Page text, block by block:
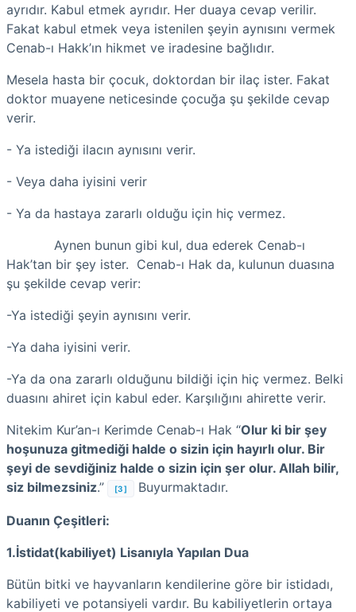
ayrıdır. Kabul etmek ayrıdır. Her duaya cevap verilir.
Fakat kabul etmek veya istenilen şeyin aynısını vermek
Cenab-ı Hakk’ın hikmet ve iradesine bağlıdır.
Mesela hasta bir çocuk, doktordan bir ilaç ister. Fakat
doktor muayene neticesinde çocuğa şu şekilde cevap
verir.
- Ya istediği ilacın aynısını verir.
- Veya daha iyisini verir
- Ya da hastaya zararlı olduğu için hiç vermez.
Aynen bunun gibi kul, dua ederek Cenab-ı
Hak’tan bir şey ister. Cenab-ı Hak da, kulunun duasına
şu şekilde cevap verir:
-Ya istediği şeyin aynısını verir.
-Ya daha iyisini verir.
-Ya da ona zararlı olduğunu bildiği için hiç vermez. Belki
duasını ahiret için kabul eder. Karşılığını ahirette verir.
Nitekim Kur’an-ı Kerimde Cenab-ı Hak “Olur ki bir şey
hoşunuza gitmediği halde o sizin için hayırlı olur. Bir
şeyi de sevdiğiniz halde o sizin için şer olur. Allah bilir,
siz bilmezsiniz.” [3] Buyurmaktadır.
Duanın Çeşitleri:
1.İstidat(kabiliyet) Lisanıyla Yapılan Dua
Bütün bitki ve hayvanların kendilerine göre bir istidadı,
kabiliyeti ve potansiyeli vardır. Bu kabiliyetlerin ortaya